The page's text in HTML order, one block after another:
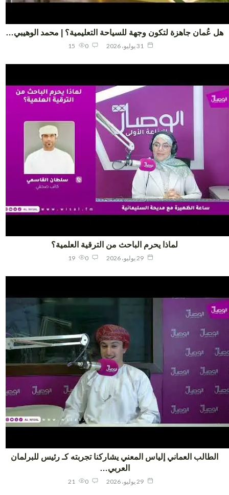
عُمان جاهزة لتكون وجهة للسياحة التعليمية؟ | محمد الوهيبي…
15
لماذا يحرم الباحث من الترقية العلمية؟
19
العماني إلياس المعني يشاركنا تجربته كـ رئيس للبرلمان
العربي…
21